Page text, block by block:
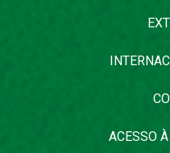
ACESSO